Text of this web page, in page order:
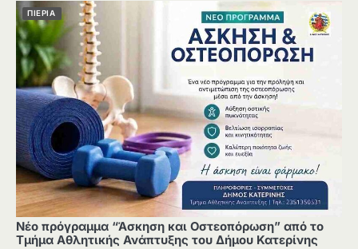
ΠΙΕΡΙΑ
Νέο πρόγραμμα “Άσκηση και Οστεοπόρωση” από το
Τμήμα Αθλητικής Ανάπτυξης του Δήμου Κατερίνης